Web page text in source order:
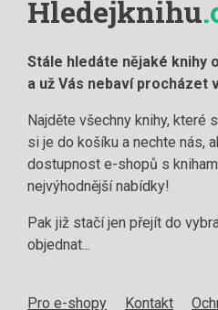
Hledejknihu
Stále hledáte nějaké knihy
a už Vás nebaví procházet
Najděte všechny knihy, které
si je do košíku a nechte nás,
dostupnost e-shopů s
nejvýhodnější nabídky!
Pak již stačí jen přejít do
objednat...
Pro e-shopy Kontakt